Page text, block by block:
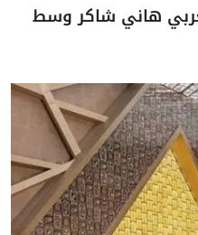
هاني شاكر وسط